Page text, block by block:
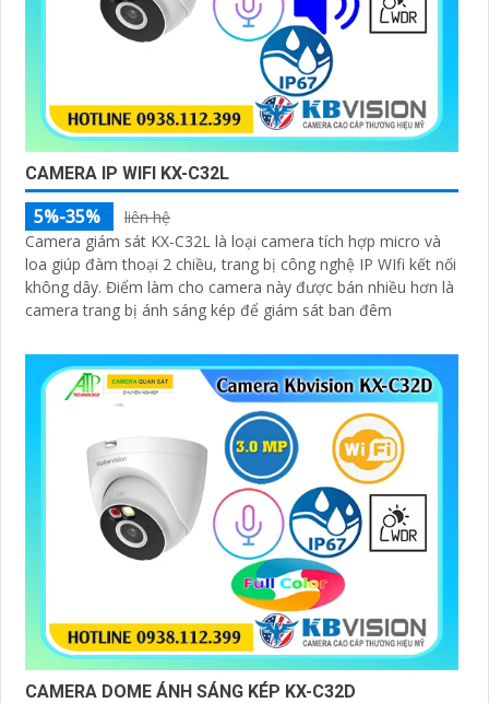
CAMERA IP WIFI KX-C32L
5%-35%
liên hệ
Camera giám sát KX-C32L là loại camera tích hợp micro và
loa giúp đàm thoại 2 chiều, trang bị công nghệ IP WIfi kết nối
không dây. Điểm làm cho camera này được bán nhiều hơn là
camera trang bị ánh sáng kép để giám sát ban đêm
CAMERA DOME ÁNH SÁNG KÉP KX-C32D